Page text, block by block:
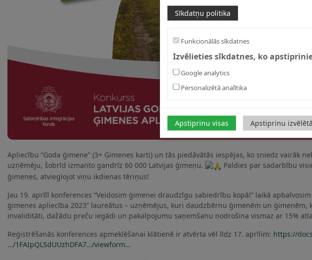
Apliecību “Goda ģimene” (3+ Ģimenes karti) un tās piedāvātās iespējas, ko sniedz vairāk
uzņēmēju, šobrīd izmanto gandrīz 60 000 Latvijas ģimeņu.
Paldies par sadarbību
ģimenes, atvieglojot viņu ikdienas tēriņus!
Jau 19. aprīlī konferences “Veidosim ģimenei draudzīgu sabiedrību kopā!” laikā
ģimenes apliecība 2023” laureātus – uzņēmējus, kuri daudzbērnu ģimenēm un ģimenēm,
invaliditāti, dažādu preču iegādi un pakalpojumu saņemšanu nodrošina vismaz ar 15%
Reģistrēšanās konferences apmeklēšanai klātienē ir atvērta vēl līdz 17. aprīlim: https://
…/1FAIpQLSdUUzhDFA7…/viewform…
Sīkdatņu politika
Funkcionālās sīkdatnes
Izvēlieties sīkdatnes, ko
Google analytics
Personalizētā analītika
Apstiprinu visas Apstiprinu